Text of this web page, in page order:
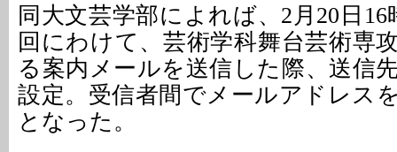
同大文芸学部によれば、2月20日
回にわけて、芸術学科舞台芸術専
る案内メールを送信した際、送信
設定。受信者間でメールアドレス
となった。